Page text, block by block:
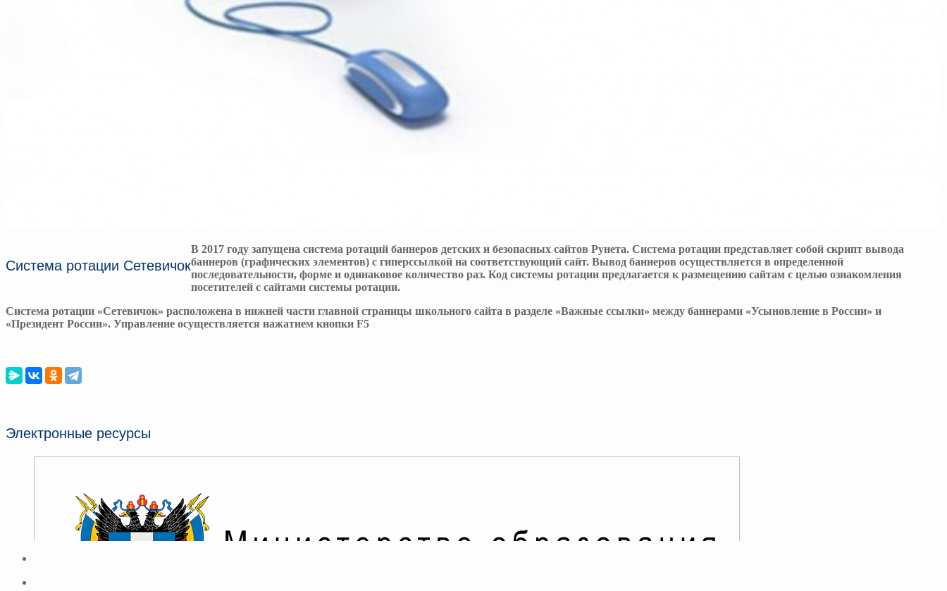
Система ротации Сетевичок
В 2017 году запущена система ротаций баннеров детских и безопасных сайтов Рунета. Система ротации представляет собой скрипт вывода
баннеров (графических элементов) с гиперссылкой на соответствующий сайт. Вывод баннеров осуществляется в определенной
последовательности, форме и одинаковое количество раз. Код системы ротации предлагается к размещению сайтам с целью ознакомления
посетителей с сайтами системы ротации.
Система ротации «Сетевичок» расположена в нижней части главной страницы школьного сайта в разделе «Важные ссылки» между баннерами «Усыновление в России» и
«Президент России». Управление осуществляется нажатием кнопки F5
Электронные ресурсы